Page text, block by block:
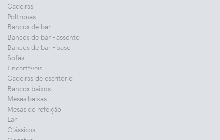
Cadeiras
Poltronas
Bancos de bar
Bancos de bar - assento
Bancos de bar - base
Sofás
Encartáveis
Cadeiras de escritório
Bancos baixos
Mesas baixas
Mesas de refeição
Lar
Clássicos